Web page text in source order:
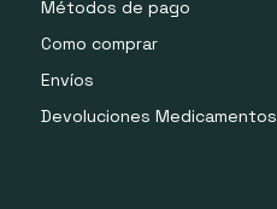
Métodos de pago
Como comprar
Envíos
Devoluciones Medicamentos